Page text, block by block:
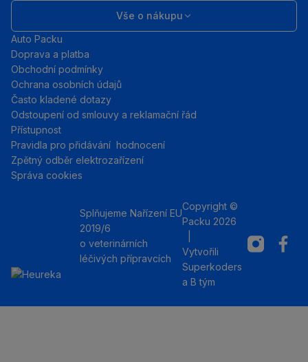
Vše o nákupu
Auto Packu
Doprava a platba
Obchodní podmínky
Ochrana osobních údajů
Často kladené dotazy
Odstoupení od smlouvy a reklamační řád
Přístupnost
Pravidla pro přidávání hodnocení
Zpětný odběr elektrozařízení
Správa cookies
Splňujeme Nařízení EU
2019/6
o veterinárních
léčivých přípravcích
Copyright ©
Packu 2026
Vytvořili
Superkoders
a B tým
Instagram